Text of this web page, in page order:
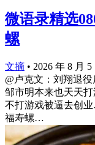
微语录精选
螺
文摘 • 2026 年 8 月 5
@卢克文：刘翔退
邹市明本来也天天
不打游戏被逼去创
福寿螺…